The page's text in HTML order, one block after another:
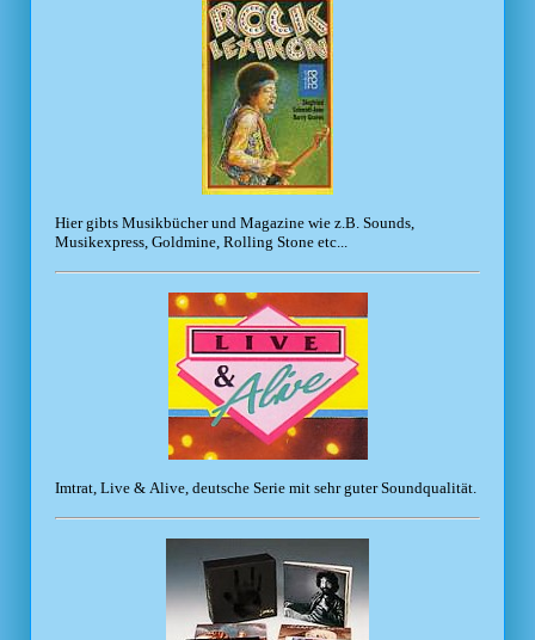
Hier gibts Musikbücher und Magazine wie z.B. Sounds,
Musikexpress, Goldmine, Rolling Stone etc...
Imtrat, Live & Alive, deutsche Serie mit sehr guter Soundqualität.